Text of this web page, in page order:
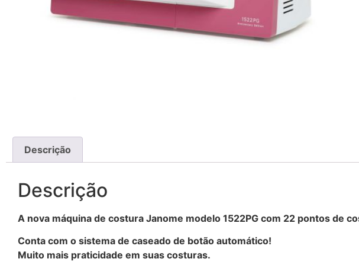
Descrição
Descrição
A nova máquina de costura Janome modelo 1522PG com 22 pontos de
Conta com o sistema de caseado de botão automático!
Muito mais praticidade em suas costuras.